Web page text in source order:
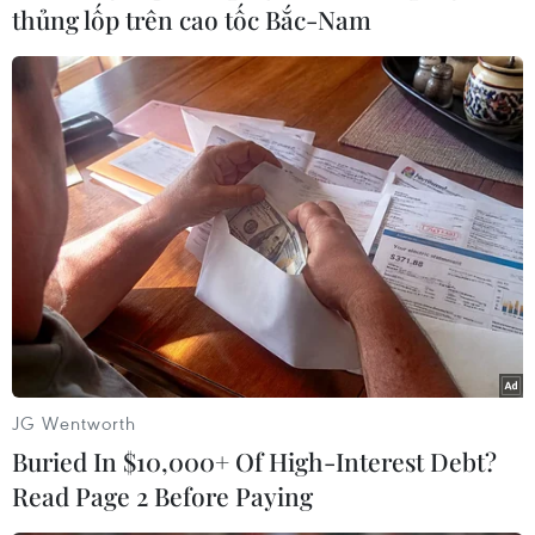
#Jens Stoltenberg #NATO
#Sergei Lavrov
#Chuyến thăm Mỹ
Nga
Theo dõi VietnamPlus
TIN LIÊN QUAN
thủng lốp trên cao tốc Bắc-Nam
JG Wentworth
Buried In $10,000+ Of High-Interest Debt?
Read Page 2 Before Paying